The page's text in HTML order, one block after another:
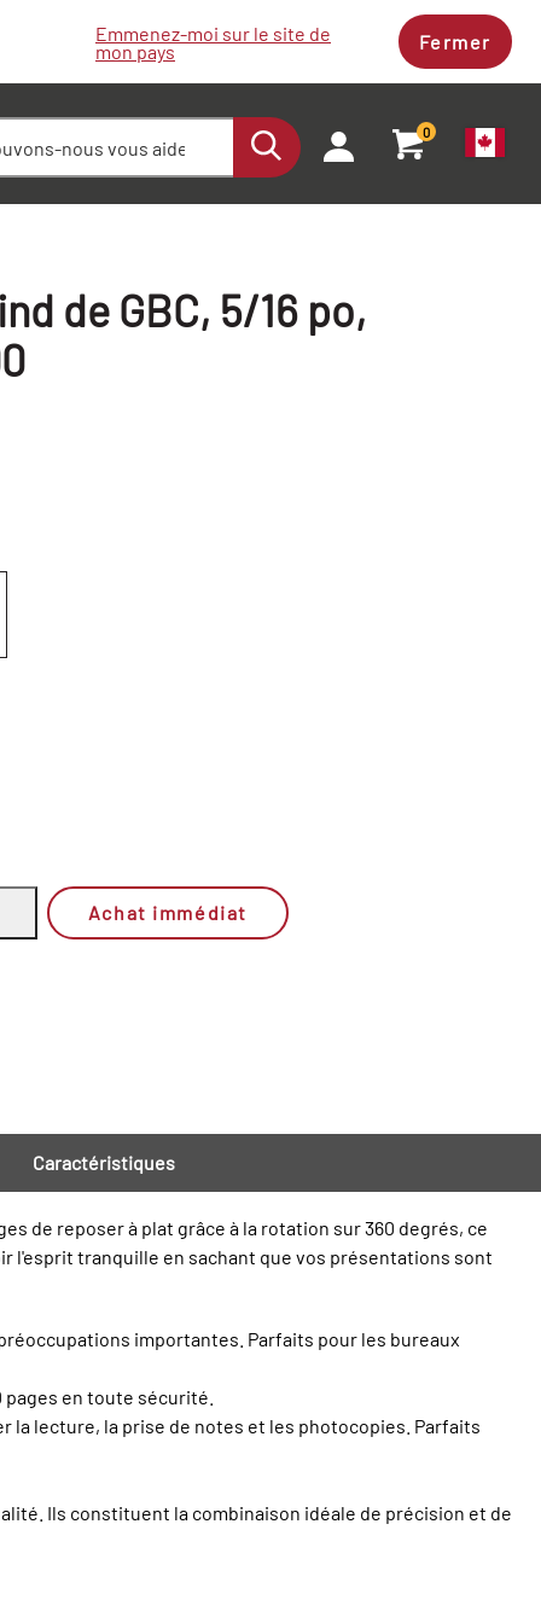
Emmenez-moi sur le site de
mon pays Fermer
0
de GBC, 5/16 po,
Achat immédiat
Caractéristiques
de reposer à plat grâce à la rotation sur 360 degrés, ce
l'esprit tranquille en sachant que vos présentations sont
importantes. Parfaits pour les bureaux
en toute sécurité.
la lecture, la prise de notes et les photocopies. Parfaits
Ils constituent la combinaison idéale de précision et de